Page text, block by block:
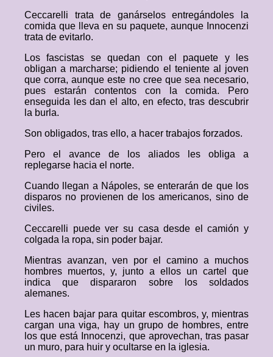
Ceccarelli trata de ganárselos entregándoles la
comida que lleva en su paquete, aunque Innocenzi
trata de evitarlo.
Los fascistas se quedan con el paquete y les
obligan a marcharse; pidiendo el teniente al joven
que corra, aunque este no cree que sea necesario,
pues estarán contentos con la comida. Pero
enseguida les dan el alto, en efecto, tras descubrir
la burla.
Son obligados, tras ello, a hacer trabajos forzados.
Pero el avance de los aliados les obliga a
replegarse hacia el norte.
Cuando llegan a Nápoles, se enterarán de que los
disparos no provienen de los americanos, sino de
civiles.
Ceccarelli puede ver su casa desde el camión y
colgada la ropa, sin poder bajar.
Mientras avanzan, ven por el camino a muchos
hombres muertos, y, junto a ellos un cartel que
indica que dispararon sobre los soldados
alemanes.
Les hacen bajar para quitar escombros, y, mientras
cargan una viga, hay un grupo de hombres, entre
los que está Innocenzi, que aprovechan, tras pasar
un muro, para huir y ocultarse en la iglesia.